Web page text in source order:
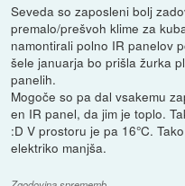
Seveda so zaposleni bolj
premalo/prešvoh klime za
namontirali polno IR panelov
šele januarja bo prišla žurka
panelih.
Mogoče so pa dal vsakemu
en IR panel, da jim je toplo.
:D V prostoru je pa 16°C.
elektriko manjša.